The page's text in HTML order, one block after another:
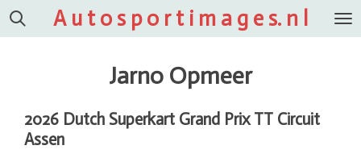
Ga
direct
A u t o s p o r t i m a g e s. n l
Jarno Opmeer
2026 Dutch Superkart Grand Prix TT Circuit
Assen